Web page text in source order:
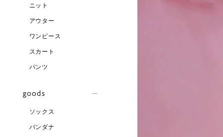
ニット
アウター
ワンピース
スカート
パンツ
goods
ソックス
バンダナ